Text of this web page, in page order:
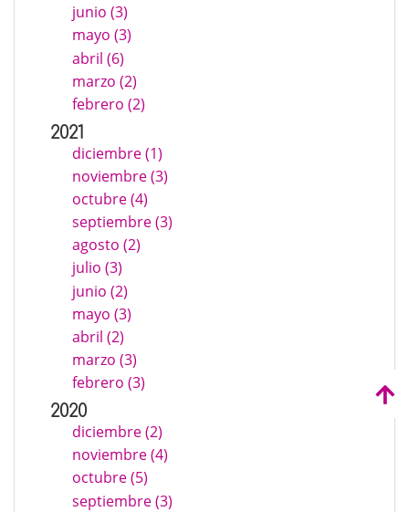
junio (3)
mayo (3)
abril (6)
marzo (2)
febrero (2)
2021
diciembre (1)
noviembre (3)
octubre (4)
septiembre (3)
agosto (2)
julio (3)
junio (2)
mayo (3)
abril (2)
marzo (3)
febrero (3)
2020
diciembre (2)
noviembre (4)
octubre (5)
septiembre (3)